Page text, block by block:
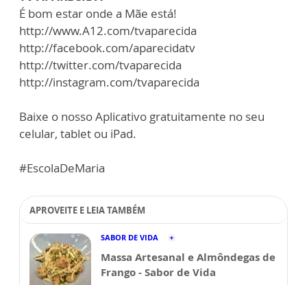
É bom estar onde a Mãe está!
http://www.A12.com/tvaparecida
http://facebook.com/aparecidatv
http://twitter.com/tvaparecida
http://instagram.com/tvaparecida
Baixe o nosso Aplicativo gratuitamente no seu
celular, tablet ou iPad.
#EscolaDeMaria
APROVEITE E LEIA TAMBÉM
SABOR DE VIDA
Massa Artesanal e Almôndegas de
Frango - Sabor de Vida